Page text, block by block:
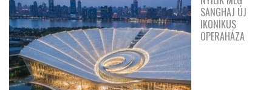
SANGHAJ ÚJ
IKONIKUS
OPERAHÁZA